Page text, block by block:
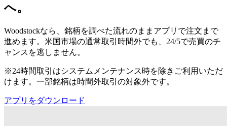
へ。
Woodstockなら、銘柄を調べた流れのままアプリで注文まで
進めます。米国市場の通常取引時間外でも、24/5で売買のチ
ャンスを逃しません。
※24時間取引はシステムメンテナンス時を除きご利用いただ
けます。一部銘柄は時間外取引の対象外です。
アプリをダウンロード